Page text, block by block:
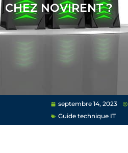
CHEZ NOVIRENT ?
septembre 14, 2023
Guide technique IT